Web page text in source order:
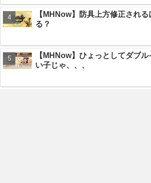
【MHNow】防具上方修正され
る？
【MHNow】ひょっとしてダブ
い子じゃ、、、